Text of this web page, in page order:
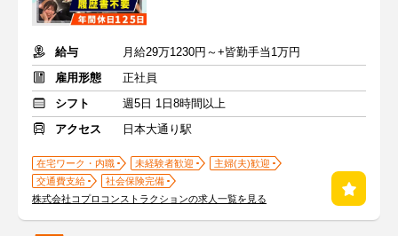
給与
月給29万1230円～+皆勤手当1万円
雇用形態
正社員
シフト
週5日 1日8時間以上
アクセス
日本大通り駅
在宅ワーク・内職 未経験者歓迎
主婦(夫)歓迎
交通費支給
社会保険完備
株式会社コプロコンストラクションの求人一覧を見る